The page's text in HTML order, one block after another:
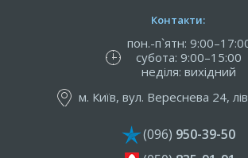
Контакти:
пон.-п`ятн:
субота: 9:00–15:00
неділя: вихідний
м. Київ, вул. Вереснева 24,
(096) 950-39-50